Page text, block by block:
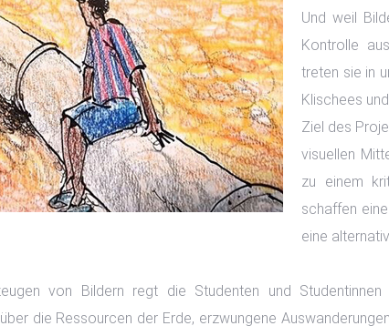
Und weil
Kontrolle
treten sie in
Klischees
Ziel des
visuellen
zu einem
schaffen
eine
von Bildern regt die Studenten und
die Ressourcen der Erde, erzwungene